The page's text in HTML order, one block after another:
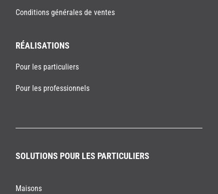
Conditions générales de ventes
RÉALISATIONS
Pour les particuliers
Pour les professionnels
SOLUTIONS POUR LES PARTICULIERS
Maisons